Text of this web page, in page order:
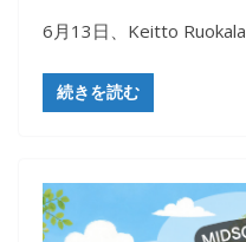
6月13日、Keitto Ruokala
続きを読む